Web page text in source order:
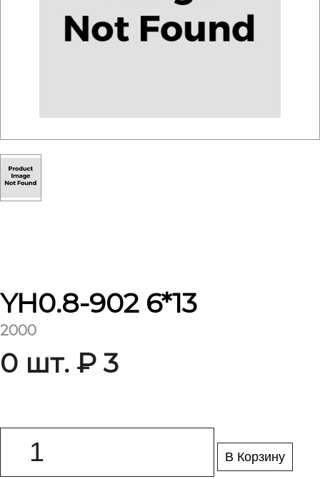
YH0.8-902 6*13
2000
0 шт. ₽ 3
В Корзину